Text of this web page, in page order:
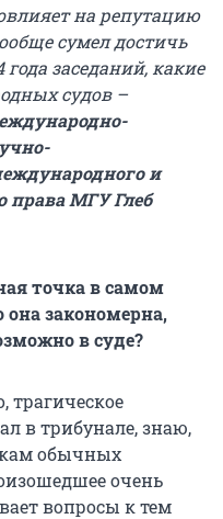
на репутацию
сумел достичь
заседаний, какие
судов –
и
права МГУ Глеб
точка в самом
она закономерна,
в суде?
трагическое
в трибунале, знаю,
обычных
очень
вопросы к тем